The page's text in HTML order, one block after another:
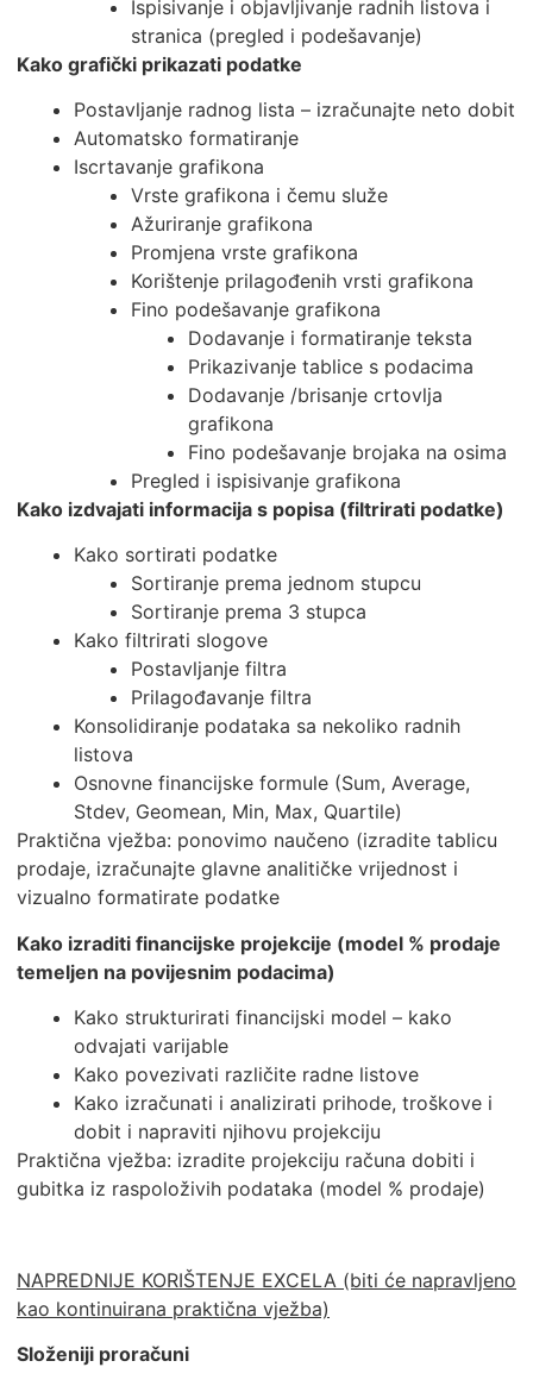
Ispisivanje i objavljivanje radnih listova i
stranica (pregled i podešavanje)
Kako grafički prikazati podatke
Postavljanje radnog lista – izračunajte neto dobit
Automatsko formatiranje
Iscrtavanje grafikona
Vrste grafikona i čemu služe
Ažuriranje grafikona
Promjena vrste grafikona
Korištenje prilagođenih vrsti grafikona
Fino podešavanje grafikona
Dodavanje i formatiranje teksta
Prikazivanje tablice s podacima
Dodavanje /brisanje crtovlja
grafikona
Fino podešavanje brojaka na osima
Pregled i ispisivanje grafikona
Kako izdvajati informacija s popisa (filtrirati podatke)
Kako sortirati podatke
Sortiranje prema jednom stupcu
Sortiranje prema 3 stupca
Kako filtrirati slogove
Postavljanje filtra
Prilagođavanje filtra
Konsolidiranje podataka sa nekoliko radnih
listova
Osnovne financijske formule (Sum, Average,
Stdev, Geomean, Min, Max, Quartile)
Praktična vježba: ponovimo naučeno (izradite tablicu
prodaje, izračunajte glavne analitičke vrijednost i
vizualno formatirate podatke
Kako izraditi financijske projekcije (model % prodaje
temeljen na povijesnim podacima)
Kako strukturirati financijski model – kako
odvajati varijable
Kako povezivati različite radne listove
Kako izračunati i analizirati prihode, troškove i
dobit i napraviti njihovu projekciju
Praktična vježba: izradite projekciju računa dobiti i
gubitka iz raspoloživih podataka (model % prodaje)
NAPREDNIJE KORIŠTENJE EXCELA (biti će napravljeno
kao kontinuirana praktična vježba)
Složeniji proračuni